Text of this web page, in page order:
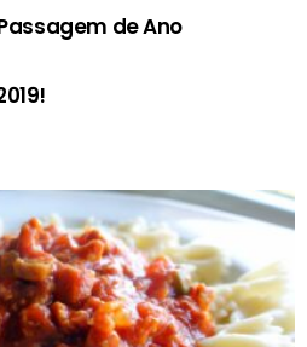
de Ano